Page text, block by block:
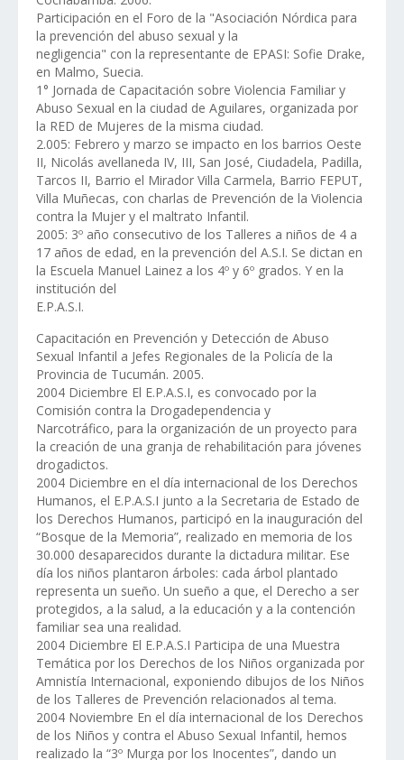
Participación en el Foro de la "Asociación Nórdica para
la prevención del abuso sexual y la
negligencia" con la representante de EPASI: Sofie Drake,
en Malmo, Suecia.
1° Jornada de Capacitación sobre Violencia Familiar y
Abuso Sexual en la ciudad de Aguilares, organizada por
la RED de Mujeres de la misma ciudad.
2.005: Febrero y marzo se impacto en los barrios Oeste
II, Nicolás avellaneda IV, III, San José, Ciudadela, Padilla,
Tarcos II, Barrio el Mirador Villa Carmela, Barrio FEPUT,
Villa Muñecas, con charlas de Prevención de la Violencia
contra la Mujer y el maltrato Infantil.
2005: 3º año consecutivo de los Talleres a niños de 4 a
17 años de edad, en la prevención del A.S.I. Se dictan en
la Escuela Manuel Lainez a los 4º y 6º grados. Y en la
institución del
E.P.A.S.I.
Capacitación en Prevención y Detección de Abuso
Sexual Infantil a Jefes Regionales de la Policía de la
Provincia de Tucumán. 2005.
2004 Diciembre El E.P.A.S.I, es convocado por la
Comisión contra la Drogadependencia y
Narcotráfico, para la organización de un proyecto para
la creación de una granja de rehabilitación para jóvenes
drogadictos.
2004 Diciembre en el día internacional de los Derechos
Humanos, el E.P.A.S.I junto a la Secretaria de Estado de
los Derechos Humanos, participó en la inauguración del
“Bosque de la Memoria”, realizado en memoria de los
30.000 desaparecidos durante la dictadura militar. Ese
día los niños plantaron árboles: cada árbol plantado
representa un sueño. Un sueño a que, el Derecho a ser
protegidos, a la salud, a la educación y a la contención
familiar sea una realidad.
2004 Diciembre El E.P.A.S.I Participa de una Muestra
Temática por los Derechos de los Niños organizada por
Amnistía Internacional, exponiendo dibujos de los Niños
de los Talleres de Prevención relacionados al tema.
2004 Noviembre En el día internacional de los Derechos
de los Niños y contra el Abuso Sexual Infantil, hemos
realizado la “3º Murga por los Inocentes”, dando un